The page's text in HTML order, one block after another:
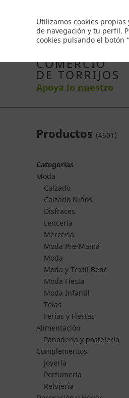
Utilizamos cookies
de navegación y tu perfil.
cookies pulsando el botón
Inicio Productos
COMERCIO
DE TORRIJOS
Apoya lo nuestro
Productos (4601 )
Categorías
Moda
Calzado
Calzado Niños
Disfraces
Lencería
Mercería
Moda Pre-Mamá
Moda
Moda y Textil Bebé
Moda Fiesta
Moda Infantil
Telas
Ferias y Fiestas
Alimentación
Panadería y pastelería
Complementos
Joyería
Perfumería
Relojería